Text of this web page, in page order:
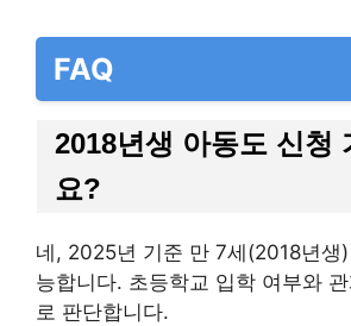
FAQ
2018년생 아동도 신청
요?
네, 2025년 기준 만 7세(2018년생
능합니다. 초등학교 입학 여부와
로 판단합니다.